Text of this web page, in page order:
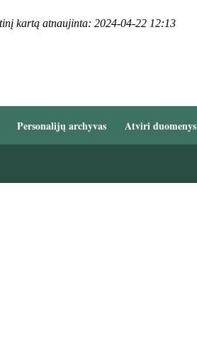
kartą atnaujinta: 2024-04-22 12:13
Personalijų archyvas Atviri duomenys